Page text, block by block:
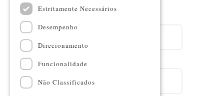
Estritamente Necessários
Desempenho
Direcionamento
Funcionalidade
Não Classificados